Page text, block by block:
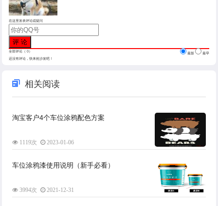
在这里发表评论或疑问
全部评论（ 0） 最新
最早
还没有评论，快来抢沙发吧！
相关阅读
淘宝客户4个车位涂鸦配色方案
1119次 2023-01-06
车位涂鸦漆使用说明（新手必看）
3994次 2021-12-31